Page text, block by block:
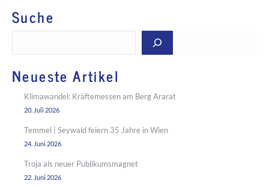
Suche
Neueste Artikel
Klimawandel: Kräftemessen am Berg Ararat
20. Juli 2026
Temmel | Seywald feiern 35 Jahre in Wien
24. Juni 2026
Troja als neuer Publikumsmagnet
22. Juni 2026